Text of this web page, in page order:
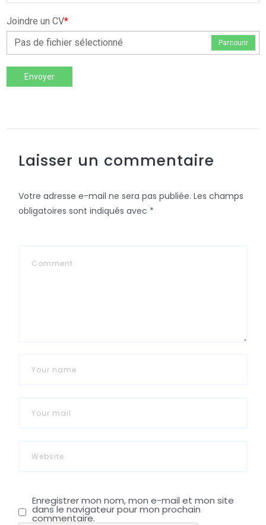
Joindre un CV*
Pas de fichier sélectionné
Parcourir
Envoyer
Laisser un commentaire
Votre adresse e-mail ne sera pas publiée. Les champs
obligatoires sont indiqués avec *
Enregistrer mon nom, mon e-mail et mon site
dans le navigateur pour mon prochain
commentaire.